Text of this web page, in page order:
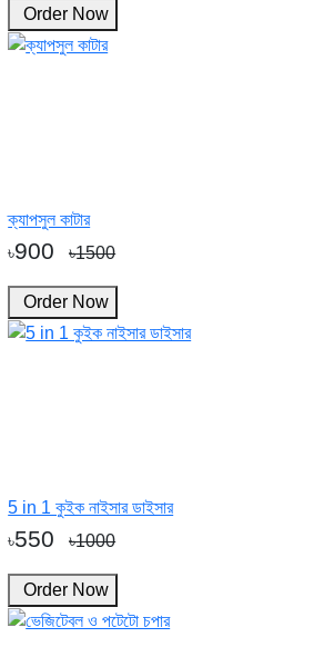
Order Now
ক্যাপসুল কাটার
৳900 ৳1500
Order Now
5 in 1 কুইক নাইসার ডাইসার
৳550 ৳1000
Order Now